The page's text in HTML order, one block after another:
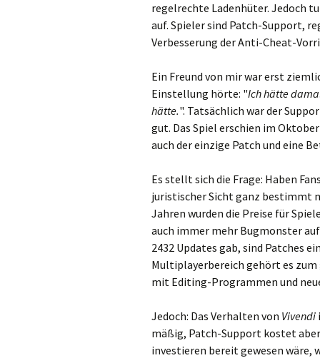
regelrechte Ladenhüter. Jedoch
auf. Spieler sind Patch-Support,
Verbesserung der Anti-Cheat-
Ein Freund von mir war erst
Einstellung hörte: "Ich hätte
hätte.". Tatsächlich war der
gut. Das Spiel erschien im
auch der einzige Patch und eine
Es stellt sich die Frage: Haben
juristischer Sicht ganz bestimmt
Jahren wurden die Preise für
auch immer mehr Bugmonster
2432 Updates gab, sind Patches
Multiplayerbereich gehört es
mit Editing-Programmen und
Jedoch: Das Verhalten von Vivendi
mäßig, Patch-Support kostet aber
investieren bereit gewesen wäre,